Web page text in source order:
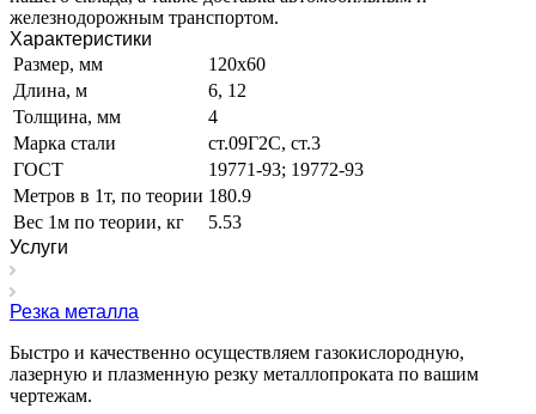
железнодорожным транспортом.
Характеристики
Размер, мм
120х60
Длина, м
6, 12
Толщина, мм
4
Марка стали
ст.09Г2С, ст.3
ГОСТ
19771-93; 19772-93
Метров в 1т, по теории 180.9
Вес 1м по теории, кг
5.53
Услуги
Резка металла
Быстро и качественно осуществляем газокислородную,
лазерную и плазменную резку металлопроката по вашим
чертежам.